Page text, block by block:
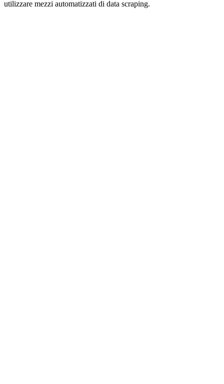
utilizzare mezzi automatizzati di data scraping.